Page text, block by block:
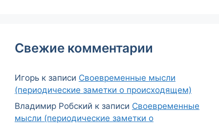
Свежие комментарии
Игорь к записи Своевременные мысли
(периодические заметки о происходящем)
Владимир Робский к записи Своевременные
мысли (периодические заметки о